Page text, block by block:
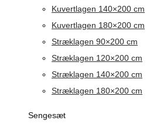
Kuvertlagen 140×200 cm
Kuvertlagen 180×200 cm
Stræklagen 90×200 cm
Stræklagen 120×200 cm
Stræklagen 140×200 cm
Stræklagen 180×200 cm
Sengesæt